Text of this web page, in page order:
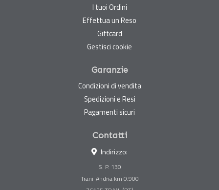
I tuoi Ordini
Effettua un Reso
Giftcard
Gestisci cookie
Garanzie
Condizioni di vendita
Spedizioni e Resi
Pagamenti sicuri
Contatti
Indirizzo:
S. P. 130
Trani-Andria km 0,900